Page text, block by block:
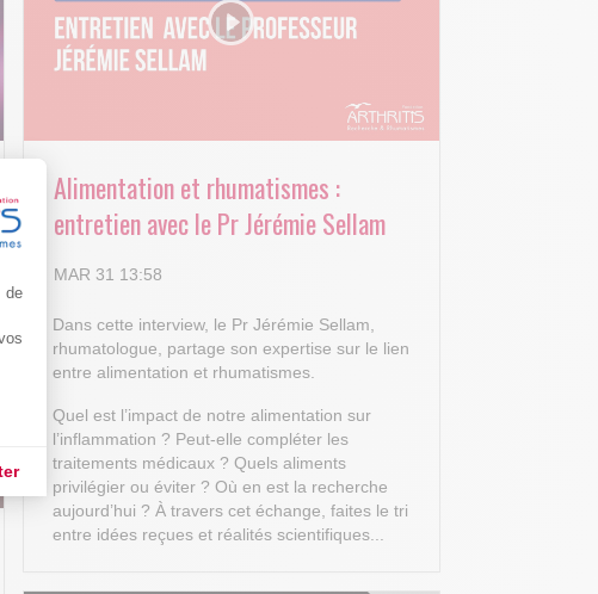
de
vos Options
paramètres de confidentialité, en garantissant la conformité avec
Alimentation et rhumatismes :
entretien avec le Pr Jérémie Sellam
MAR 31 13:58
Dans cette interview, le Pr Jérémie Sellam,
rhumatologue, partage son expertise sur le lien
entre alimentation et rhumatismes.
Quel est l’impact de notre alimentation sur
l’inflammation ? Peut-elle compléter les
traitements médicaux ? Quels aliments
privilégier ou éviter ? Où en est la recherche
aujourd’hui ? À travers cet échange, faites le tri
entre idées reçues et réalités scientifiques...